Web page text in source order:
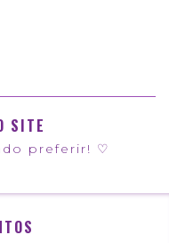
SITE
preferir! ♡